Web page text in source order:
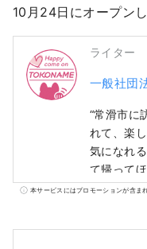
10月24日にオープン
ライター
一般社団
“常滑市に
れて、楽
気になれ
て帰って
Come On
本サービスにはプロモーションが含ま